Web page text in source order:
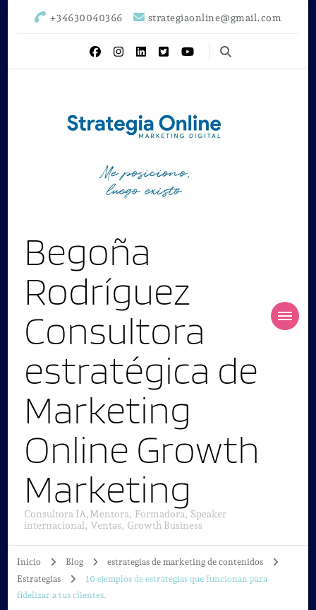
+34630040366 strategiaonline@gmail.com
Begoña
Rodríguez
Consultora
estratégica de
Marketing
Online Growth
Marketing
Consultora IA,Mentora, Formadora, Speaker
internacional, Ventas, Growth Business
Inicio Blog
estrategias de marketing de contenidos
Estrategias
10 ejemplos de estrategias que funcionan para
fidelizar a tus clientes.